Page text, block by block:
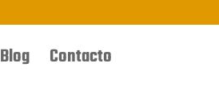
Blog Contacto